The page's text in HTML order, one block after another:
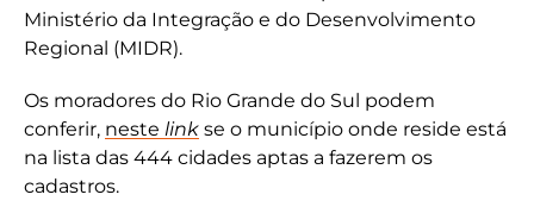
Ministério da Integração e do Desenvolvimento
Regional (MIDR).
Os moradores do Rio Grande do Sul podem
conferir, neste link se o município onde reside está
na lista das 444 cidades aptas a fazerem os
cadastros.